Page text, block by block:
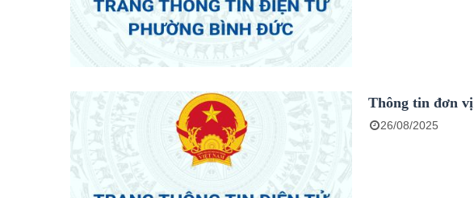
Thông tin đơn vị
26/08/2025